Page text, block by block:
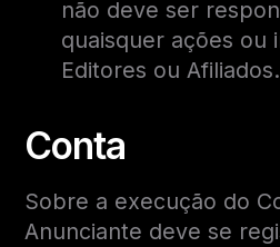
não deve ser
quaisquer ações ou
Editores ou Afiliados.
Conta
Sobre a execução do
Anunciante deve se